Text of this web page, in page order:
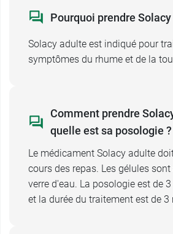
contre-indiqué pour les patients
Solacy adulte et interaction
En conséquence, il ne doit pas
autre médicament en
médicament contenant des
de la vitamine A)
pour éviter
surdosage et de symptômes
hypervitaminose A. La dose
Pourquoi prendre
Solacy adulte est indiqué pour
symptômes du rhume et de la
Comment prendre
quelle est sa posologie ?
Le médicament Solacy adulte
cours des repas. Les gélules
verre d'eau. La posologie est de
et la durée du traitement est de 3